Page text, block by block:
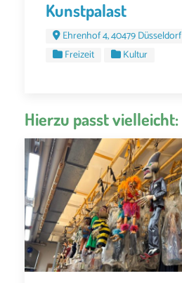
Kunstpalast
Ehrenhof 4, 40479 Düsseldorf
Freizeit
Kultur
Hierzu passt vielleicht: